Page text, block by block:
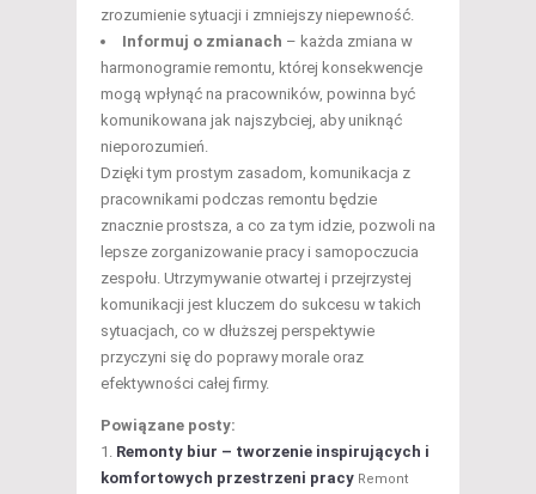
zrozumienie sytuacji i zmniejszy niepewność.
Informuj o zmianach – każda zmiana w
harmonogramie remontu, której konsekwencje
mogą wpłynąć na pracowników, powinna być
komunikowana jak najszybciej, aby uniknąć
nieporozumień.
Dzięki tym prostym zasadom, komunikacja z
pracownikami podczas remontu będzie
znacznie prostsza, a co za tym idzie, pozwoli na
lepsze zorganizowanie pracy i samopoczucia
zespołu. Utrzymywanie otwartej i przejrzystej
komunikacji jest kluczem do sukcesu w takich
sytuacjach, co w dłuższej perspektywie
przyczyni się do poprawy morale oraz
efektywności całej firmy.
Powiązane posty:
Remonty biur – tworzenie inspirujących i
komfortowych przestrzeni pracy Remont